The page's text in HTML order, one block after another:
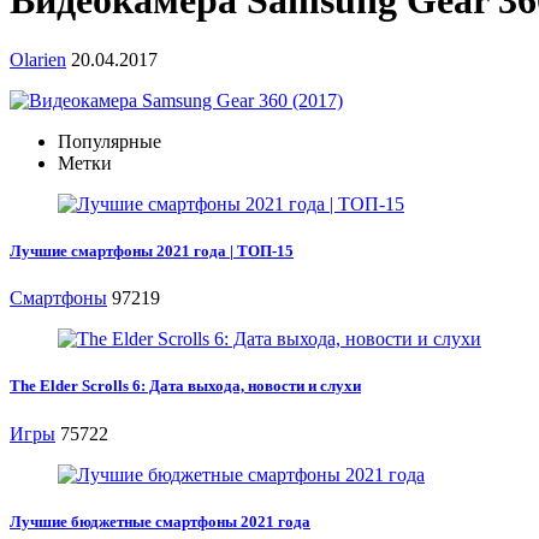
Olarien 20.04.2017
Популярные
Метки
Лучшие смартфоны 2021 года | ТОП-15
Смартфоны 97219
The Elder Scrolls 6: Дата выхода, новости и слухи
Игры 75722
Лучшие бюджетные смартфоны 2021 года